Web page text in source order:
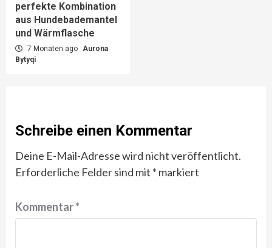
perfekte Kombination
aus Hundebademantel
und Wärmflasche
7 Monaten ago Aurona
Bytyqi
Schreibe einen Kommentar
Deine E-Mail-Adresse wird nicht veröffentlicht.
Erforderliche Felder sind mit * markiert
Kommentar*